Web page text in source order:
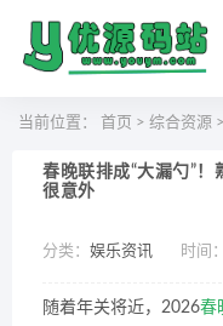
当前位置： 首页 > 综合资源 >
春晚联排成“大漏勺”
很意外
分类： 娱乐资讯 时间
随着年关将近，2026春